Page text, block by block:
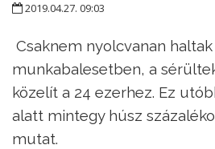
2019.04.27. 09:03
Csaknem nyolcvanan
munkabalesetben, a
közelít a 24 ezerhez. Ez
alatt mintegy húsz
mutat.